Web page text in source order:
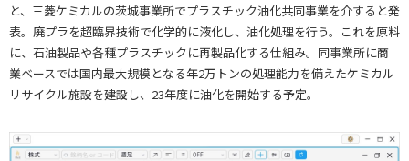
と、三菱ケミカルの茨城事業所でプラスチック油化共同事業を介すると発
表。廃プラを超臨界技術で化学的に液化し、油化処理を行う。これを原料
に、石油製品や各種プラスチックに再製品化する仕組み。同事業所に商
業ベースでは国内最大規模となる年2万トンの処理能力を備えたケミカル
リサイクル施設を建設し、23年度に油化を開始する予定。